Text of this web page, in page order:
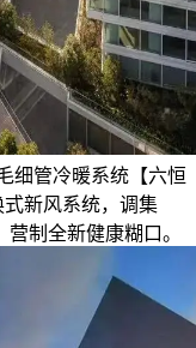
细管冷暖系统【六恒
新风系统，调集
制全新健康糊口。